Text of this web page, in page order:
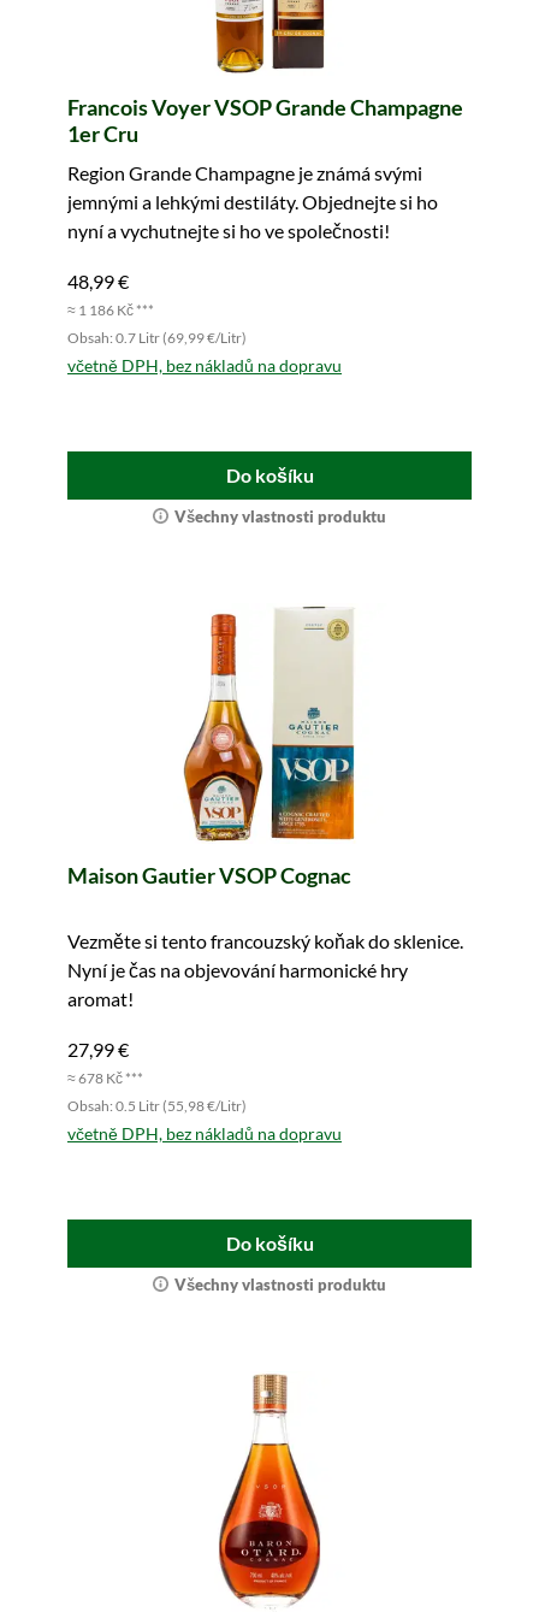
Francois Voyer VSOP Grande Champagne
1er Cru
Region Grande Champagne je známá svými
jemnými a lehkými destiláty. Objednejte si ho
nyní a vychutnejte si ho ve společnosti!
48,99 €
≈ 1 186 Kč ***
Obsah: 0.7 Litr (69,99 €/Litr)
včetně DPH, bez nákladů na dopravu
Do košíku
Všechny vlastnosti produktu
Maison Gautier VSOP Cognac
Vezměte si tento francouzský koňak do sklenice.
Nyní je čas na objevování harmonické hry
aromat!
27,99 €
≈ 678 Kč ***
Obsah: 0.5 Litr (55,98 €/Litr)
včetně DPH, bez nákladů na dopravu
Do košíku
Všechny vlastnosti produktu